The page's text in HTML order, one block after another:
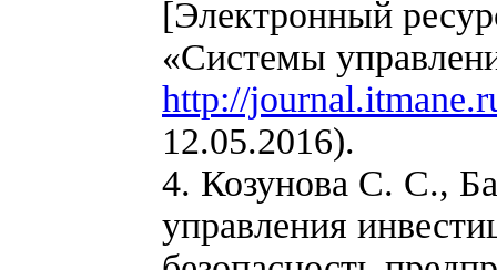
[Электронный
«Системы
http://
12.05.2016).
4. Козунова С. С.,
управления